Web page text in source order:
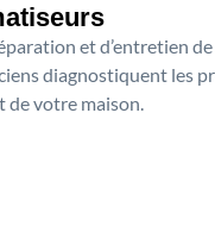
et d’entretien
diagnostiquent les
votre maison.